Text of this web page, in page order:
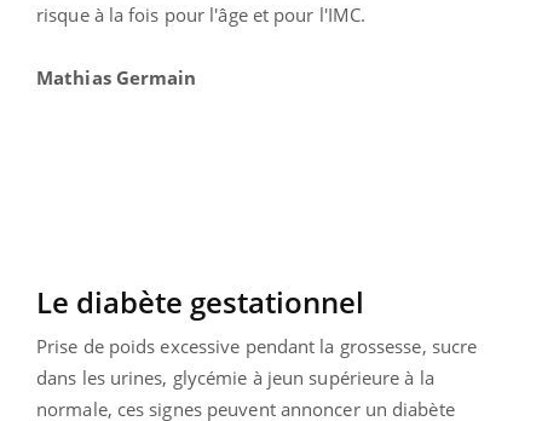
risque à la fois pour l'âge et pour l'IMC.
Mathias Germain
Le diabète gestationnel
Prise de poids excessive pendant la grossesse, sucre
dans les urines, glycémie à jeun supérieure à la
normale, ces signes peuvent annoncer un diabète